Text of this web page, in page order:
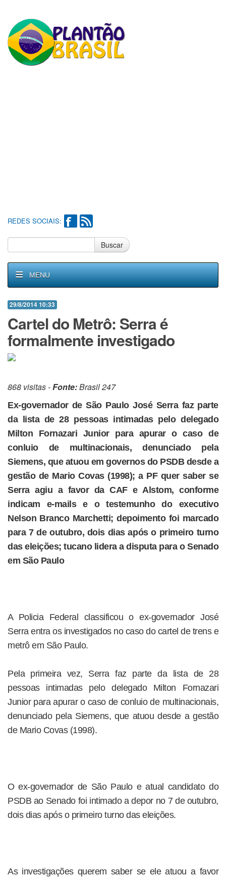
REDES SOCIAIS:
Buscar
MENU
29/8/2014 10:33
Cartel do Metrô: Serra é
formalmente investigado
868 visitas -Fonte:Brasil 247
Ex-governador de São Paulo José Serra faz parte
da lista de 28 pessoas intimadas pelo delegado
Milton Fornazari Junior para apurar o caso de
conluio de multinacionais, denunciado pela
Siemens, que atuou em governos do PSDB desde a
gestão de Mario Covas (1998); a PF quer saber se
Serra agiu a favor da CAF e Alstom, conforme
indicam e-mails e o testemunho do executivo
Nelson Branco Marchetti; depoimento foi marcado
para 7 de outubro, dois dias após o primeiro turno
das eleições; tucano lidera a disputa para o Senado
em São Paulo
A Policia Federal classificou o ex-governador José
Serra entra os investigados no caso do cartel de trens e
metrô em São Paulo.
Pela primeira vez, Serra faz parte da lista de 28
pessoas intimadas pelo delegado Milton Fornazari
Junior para apurar o caso de conluio de multinacionais,
denunciado pela Siemens, que atuou desde a gestão
de Mario Covas (1998).
O ex-governador de São Paulo e atual candidato do
PSDB ao Senado foi intimado a depor no 7 de outubro,
dois dias após o primeiro turno das eleições.
As investigações querem saber se ele atuou a favor